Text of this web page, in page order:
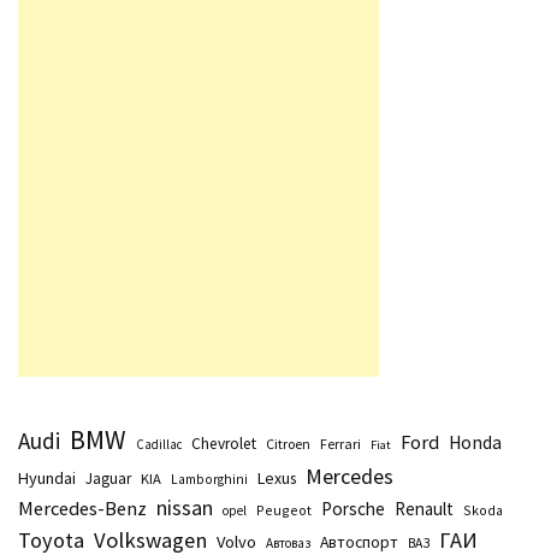
Audi BMW Cadillac Chevrolet Citroen Ferrari Fiat Ford Honda
Hyundai Jaguar KIA Lamborghini Lexus Mercedes
Mercedes-Benz nissan opel Peugeot Porsche Renault Skoda
Toyota Volkswagen Volvo Автоваз Автоспорт ВАЗ ГАИ